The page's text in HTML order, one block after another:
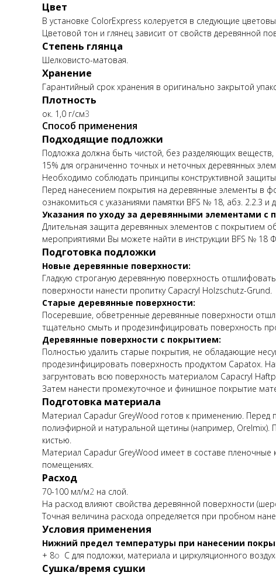
Цвет
В установке ColorExpress колеруется в следующие
Цветовой тон и глянец зависит от свойств деревянной
Степень глянца
Шелковисто-матовая.
Хранение
Гарантийный срок хранения в оригинально закрытой
Плотность
ок. 1,0 г/см3
Способ применения
Подходящие подложки
Подложка должна быть чистой, без разделяющих
15% для ограниченно точных и неточных деревянных
Необходимо соблюдать принципы конструктивной
Перед нанесением покрытия на деревянные элементы в
ознакомиться с указаниями памятки BFS № 18, абз. 2.2.3 и
Указания по уходу за деревянными элементами с
Длительная защита деревянных элементов с покрытием
мероприятиями Вы можете найти в инструкции BFS № 18
Подготовка подложки
Новые деревянные поверхности:
Гладкую строганую деревянную поверхность
поверхности нанести пропитку Capacryl Holzschutz-Grund.
Старые деревянные поверхности:
Посеревшие, обветренные деревянные поверхности
тщательно смыть и продезинфицировать поверхность
Деревянные поверхности с покрытием:
Полностью удалить старые покрытия, не обладающие
продезинфицировать поверхность продуктом Capatox.
загрунтовать всю поверхность материалом Capacryl
Затем нанести промежуточное и финишное покрытие
Подготовка материала
Материал Capadur GreyWood готов к применению. Перед
полиэфирной и натуральной щетины (например, Orelmix).
кистью.
Материал Capadur GreyWood имеет в составе
помещениях.
Расход
70-100 мл/м2 на слой.
На расход влияют свойства деревянной поверхности
Точная величина расхода определяется при пробном
Условия применения
Нижний предел температуры при нанесении
+ 8о С для подложки, материала и циркуляционного
Сушка/время сушки